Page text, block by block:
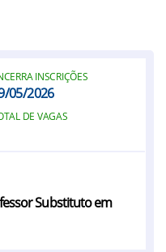
INSCRIÇÕES
05/2026
DE VAGAS
Substituto em